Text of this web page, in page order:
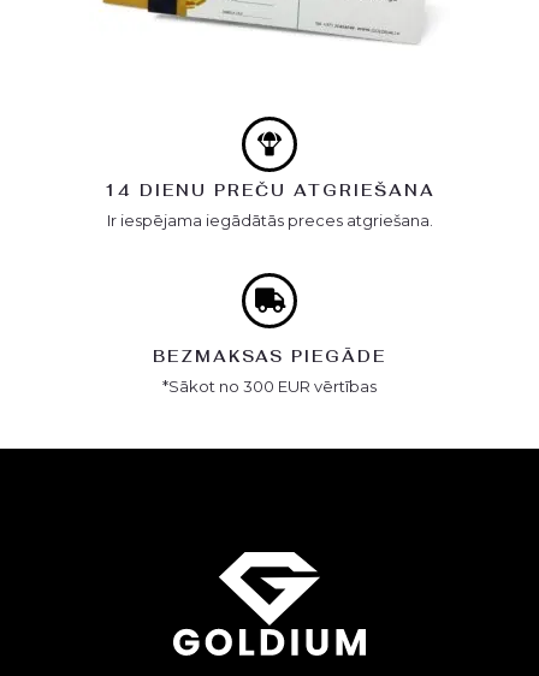
14 DIENU PREČU ATGRIEŠANA
Ir iespējama iegādātās preces atgriešana.
BEZMAKSAS PIEGĀDE
*Sākot no 300 EUR vērtības